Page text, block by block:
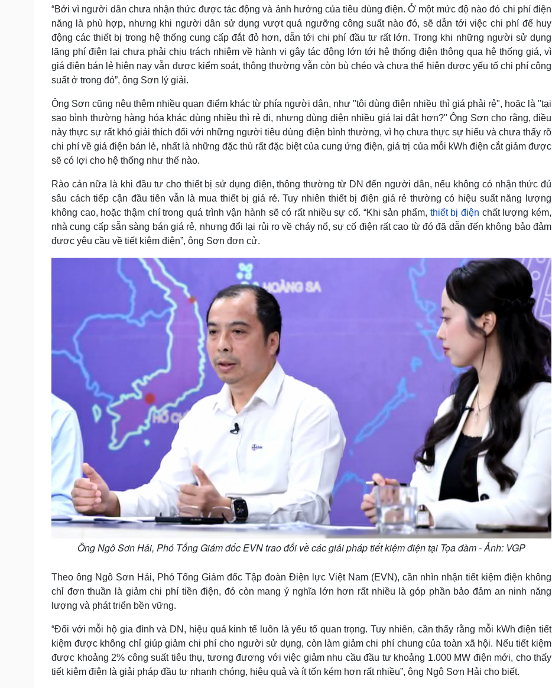
“Bởi vì người dân chưa nhận thức được tác động và ảnh hưởng của tiêu dùng điện. Ở một mức độ nào đó chi phí điện
năng là phù hợp, nhưng khi người dân sử dụng vượt quá ngưỡng công suất nào đó, sẽ dẫn tới việc chi phí để huy
động các thiết bị trong hệ thống cung cấp đắt đỏ hơn, dẫn tới chi phí đầu tư rất lớn. Trong khi những người sử dụng
lãng phí điện lại chưa phải chịu trách nhiệm về hành vi gây tác động lớn tới hệ thống điện thông qua hệ thống giá, vì
giá điện bán lẻ hiện nay vẫn được kiểm soát, thông thường vẫn còn bù chéo và chưa thể hiện được yếu tố chi phí công
suất ở trong đó”, ông Sơn lý giải.
Ông Sơn cũng nêu thêm nhiều quan điểm khác từ phía người dân, như "tôi dùng điện nhiều thì giá phải rẻ", hoặc là "tại
sao bình thường hàng hóa khác dùng nhiều thì rẻ đi, nhưng dùng điện nhiều giá lại đắt hơn?" Ông Sơn cho rằng, điều
này thực sự rất khó giải thích đối với những người tiêu dùng điện bình thường, vì họ chưa thực sự hiểu và chưa thấy rõ
chi phí về giá điện bán lẻ, nhất là những đặc thù rất đặc biệt của cung ứng điện, giá trị của mỗi kWh điện cắt giảm được
sẽ có lợi cho hệ thống như thế nào.
Rào cản nữa là khi đầu tư cho thiết bị sử dụng điện, thông thường từ DN đến người dân, nếu không có nhận thức đủ
sâu cách tiếp cận đầu tiên vẫn là mua thiết bị giá rẻ. Tuy nhiên thiết bị điện giá rẻ thường có hiệu suất năng lượng
không cao, hoặc thậm chí trong quá trình vận hành sẽ có rất nhiều sự cố. “Khi sản phẩm, thiết bị điện chất lượng kém,
nhà cung cấp sẵn sàng bán giá rẻ, nhưng đổi lại rủi ro về cháy nổ, sự cố điện rất cao từ đó đã dẫn đến không bảo đảm
được yêu cầu về tiết kiệm điện”, ông Sơn đơn cử.
Ông Ngô Sơn Hải, Phó Tổng Giám đốc EVN trao đổi về các giải pháp tiết kiệm điện tại Tọa đàm - Ảnh: VGP
Theo ông Ngô Sơn Hải, Phó Tổng Giám đốc Tập đoàn Điện lực Việt Nam (EVN), cần nhìn nhận tiết kiệm điện không
chỉ đơn thuần là giảm chi phí tiền điện, đó còn mang ý nghĩa lớn hơn rất nhiều là góp phần bảo đảm an ninh năng
lượng và phát triển bền vững.
“Đối với mỗi hộ gia đình và DN, hiệu quả kinh tế luôn là yếu tố quan trọng. Tuy nhiên, cần thấy rằng mỗi kWh điện tiết
kiệm được không chỉ giúp giảm chi phí cho người sử dụng, còn làm giảm chi phí chung của toàn xã hội. Nếu tiết kiệm
được khoảng 2% công suất tiêu thụ, tương đương với việc giảm nhu cầu đầu tư khoảng 1.000 MW điện mới, cho thấy
tiết kiệm điện là giải pháp đầu tư nhanh chóng, hiệu quả và ít tốn kém hơn rất nhiều”, ông Ngô Sơn Hải cho biết.